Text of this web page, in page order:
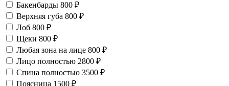
Бакенбарды 800 ₽
Верхняя губа 800 ₽
Лоб 800 ₽
Щеки 800 ₽
Любая зона на лице 800 ₽
Лицо полностью 2800 ₽
Спина полностью 3500 ₽
Поясница 1500 ₽